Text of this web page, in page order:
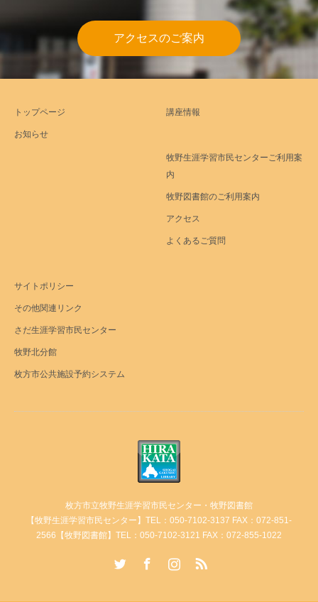
アクセスのご案内
トップページ
お知らせ
講座情報
牧野生涯学習市民センターご利用案
内
牧野図書館のご利用案内
アクセス
よくあるご質問
サイトポリシー
その他関連リンク
さだ生涯学習市民センター
牧野北分館
枚方市公共施設予約システム
枚方市立牧野生涯学習市民センター・牧野図書館
【牧野生涯学習市民センター】TEL：050-7102-3137 FAX：072-851-
2566【牧野図書館】TEL：050-7102-3121 FAX：072-855-1022